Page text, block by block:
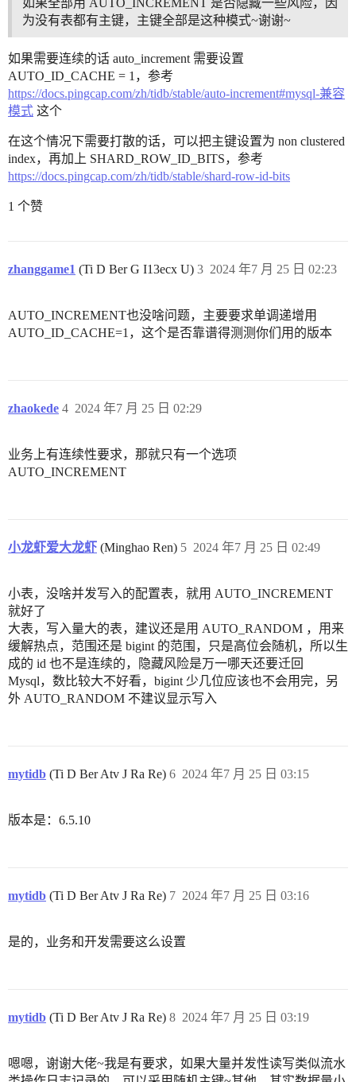
如果全部用 AUTO_INCREMENT 是否隐藏一些风险，因
为没有表都有主键，主键全部是这种模式~谢谢~
如果需要连续的话 auto_increment 需要设置
AUTO_ID_CACHE = 1，参考
https://docs.pingcap.com/zh/tidb/stable/auto-increment#mysql-兼容
模式 这个
在这个情况下需要打散的话，可以把主键设置为 non clustered
index，再加上 SHARD_ROW_ID_BITS，参考
https://docs.pingcap.com/zh/tidb/stable/shard-row-id-bits
1 个赞
zhanggame1 (Ti D Ber G I13ecx U) 2024 年7 月 25 日 02:23
3
AUTO_INCREMENT也没啥问题，主要要求单调递增用
AUTO_ID_CACHE=1，这个是否靠谱得测测你们用的版本
zhaokede 2024 年7 月 25 日 02:29
4
业务上有连续性要求，那就只有一个选项
AUTO_INCREMENT
小龙虾爱大龙虾 (Minghao Ren) 2024 年7 月 25 日 02:49
5
小表，没啥并发写入的配置表，就用 AUTO_INCREMENT
就好了
大表，写入量大的表，建议还是用 AUTO_RANDOM ，用来
缓解热点，范围还是 bigint 的范围，只是高位会随机，所以生
成的 id 也不是连续的，隐藏风险是万一哪天还要迁回
Mysql，数比较大不好看，bigint 少几位应该也不会用完，另
外 AUTO_RANDOM 不建议显示写入
mytidb (Ti D Ber Atv J Ra Re) 2024 年7 月 25 日 03:15
6
版本是：6.5.10
mytidb (Ti D Ber Atv J Ra Re) 2024 年7 月 25 日 03:16
7
是的，业务和开发需要这么设置
mytidb (Ti D Ber Atv J Ra Re) 2024 年7 月 25 日 03:19
8
嗯嗯，谢谢大佬~我是有要求，如果大量并发性读写类似流水